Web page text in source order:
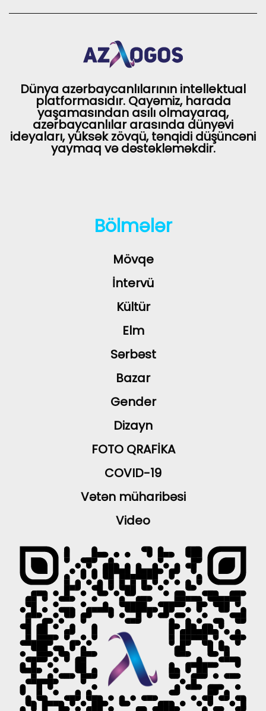
Dünya azərbaycanlılarının intellektual
platformasıdır. Qayəmiz, harada
yaşamasından asılı olmayaraq,
azərbaycanlılar arasında dünyəvi
ideyaları, yüksək zövqü, tənqidi düşüncəni
yaymaq və dəstəkləməkdir.
Bölmələr
Mövqe
İntervü
Kültür
Elm
Sərbəst
Bazar
Gender
Dizayn
FOTO QRAFİKA
COVID-19
Vətən müharibəsi
Video